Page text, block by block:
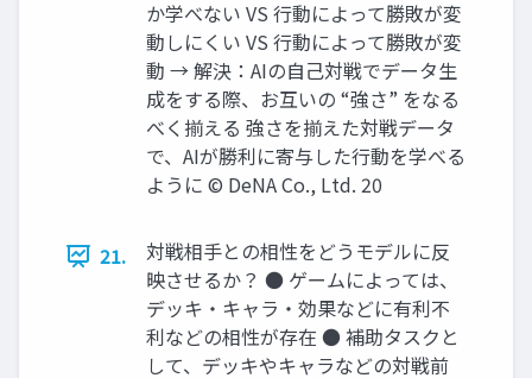
か学べない VS 行動によって勝敗が変
動しにくい VS 行動によって勝敗が変
動 → 解決：AIの自己対戦でデータ生
成をする際、お互いの “強さ” をなる
べく揃える 強さを揃えた対戦データ
で、AIが勝利に寄与した行動を学べる
ように © DeNA Co., Ltd. 20
21.
対戦相手との相性をどうモデルに反
映させるか？ ● ゲームによっては、
デッキ・キャラ・効果などに有利不
利などの相性が存在 ● 補助タスクと
して、デッキやキャラなどの対戦前